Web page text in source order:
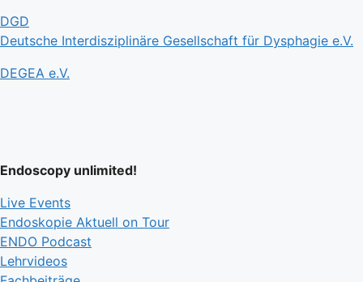
DGD
Deutsche Interdisziplinäre Gesellschaft für Dysphagie e.V.
DEGEA e.V.
Endoscopy unlimited!
Live Events
Endoskopie Aktuell on Tour
ENDO Podcast
Lehrvideos